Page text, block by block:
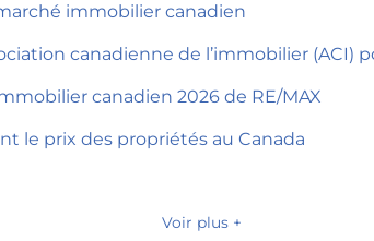
immobilier canadien
canadienne de l’immobilier (ACI)
canadien 2026 de RE/MAX
le prix des propriétés au Canada
Voir plus +